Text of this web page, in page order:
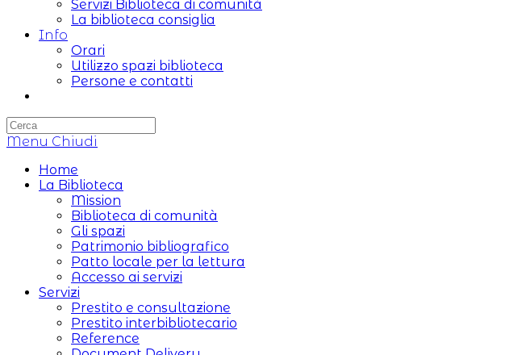
Servizi Biblioteca di comunità
La biblioteca consiglia
Info
Orari
Utilizzo spazi biblioteca
Persone e contatti
sul
web
Menu Chiudi
Home
La Biblioteca
Mission
Biblioteca di comunità
Gli spazi
Patrimonio bibliografico
Patto locale per la lettura
Accesso ai servizi
Servizi
Prestito e consultazione
Prestito interbibliotecario
Reference